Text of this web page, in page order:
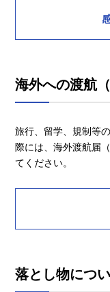
海外への渡航
旅行、留学、規制等
際には、海外渡航届
てください。
落とし物につ